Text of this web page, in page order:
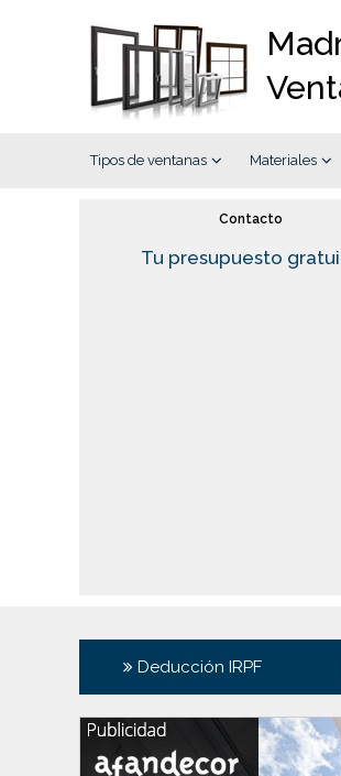
Tipos de ventanas Materiales
Contacto
Tu presupuesto
Deducción IRPF